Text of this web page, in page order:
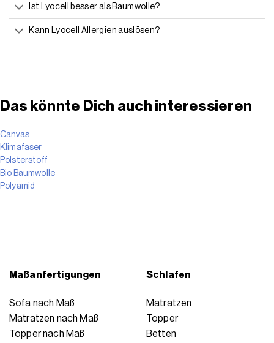
Ist Lyocell besser als Baumwolle?
Kann Lyocell Allergien auslösen?
Das könnte Dich auch interessieren
Canvas
Klimafaser
Polsterstoff
Bio Baumwolle
Polyamid
Maßanfertigungen
Sofa nach Maß
Matratzen nach Maß
Topper nach Maß
Schlafen
Matratzen
Topper
Betten